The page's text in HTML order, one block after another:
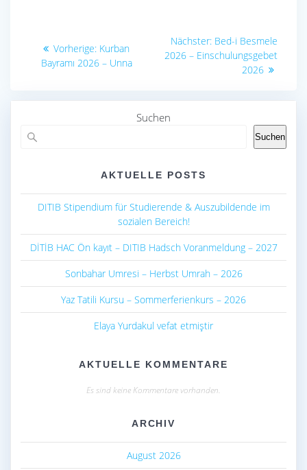
Beitragsnavigation
Vorherige: Vorheriger
Beitrag:
Kurban
Bayramı 2026 – Unna
Nächster: Nächster
Beitrag:
Bed-i Besmele
2026 – Einschulungsgebet
2026
Suchen
Suchen
AKTUELLE POSTS
DITIB Stipendium für Studierende & Auszubildende im
sozialen Bereich!
DİTİB HAC Ön kayıt – DITIB Hadsch Voranmeldung – 2027
Sonbahar Umresi – Herbst Umrah – 2026
Yaz Tatili Kursu – Sommerferienkurs – 2026
Elaya Yurdakul vefat etmiştir
AKTUELLE KOMMENTARE
Es sind keine Kommentare vorhanden.
ARCHIV
August 2026